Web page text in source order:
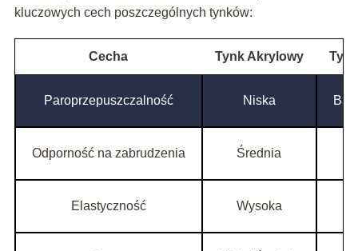
kluczowych cech poszczególnych tynków:
Cecha Tynk Akrylowy
Paroprzepuszczalność Niska
Odporność na zabrudzenia Średnia
Elastyczność Wysoka